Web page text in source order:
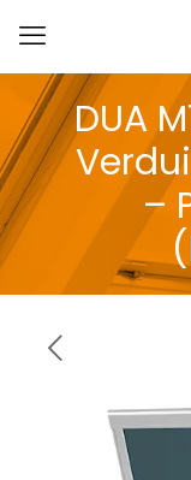
DUA
–